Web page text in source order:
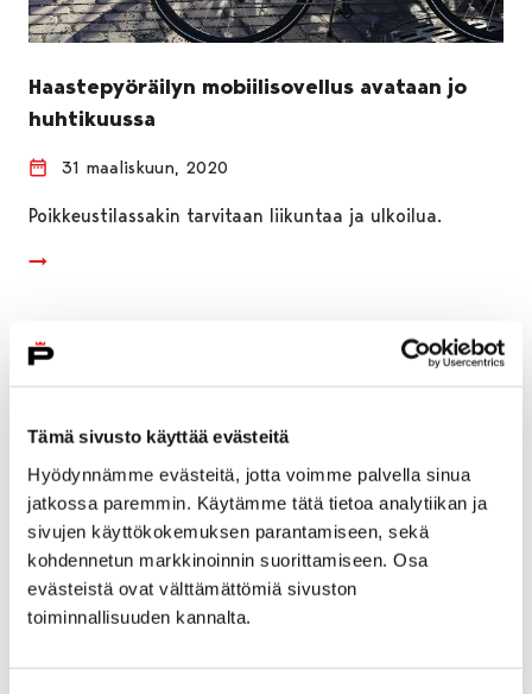
Tämä sivusto käyttää evästeitä
Hyödynnämme evästeitä, jotta voimme palvella sinua
jatkossa paremmin. Käytämme tätä tietoa analytiikan ja
sivujen käyttökokemuksen parantamiseen, sekä
kohdennetun markkinoinnin suorittamiseen. Osa
evästeistä ovat välttämättömiä sivuston
toiminnallisuuden kannalta.
Haastepyöräilyn mobiilisovellus avataan jo
huhtikuussa
31 maaliskuun, 2020
Poikkeustilassakin tarvitaan liikuntaa ja ulkoilua.